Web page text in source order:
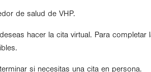
de salud de VHP.
hacer la cita virtual. Para completar
si necesitas una cita en persona.